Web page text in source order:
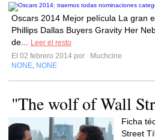
Oscars 2014 Mejor película La gran
Phillips Dallas Buyers Gravity Her
de...
Leer el resto
El 02 febrero 2014 por
Muchcine
NONE NONE
"The wolf of Wall
Ficha
Street